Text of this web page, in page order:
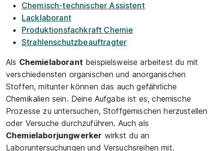
Chemisch-technischer Assistent
Lacklaborant
Produktionsfachkraft Chemie
Strahlenschutzbeauftragter
Als Chemielaborant beispielsweise arbeitest du mit
verschiedensten organischen und anorganischen
Stoffen, mitunter können das auch gefährliche
Chemikalien sein. Deine Aufgabe ist es, chemische
Prozesse zu untersuchen, Stoffgemischen herzustellen
oder Versuche durchzuführen. Auch als
Chemielaborjungwerker wirkst du an
Laboruntersuchungen und Versuchsreihen mit.